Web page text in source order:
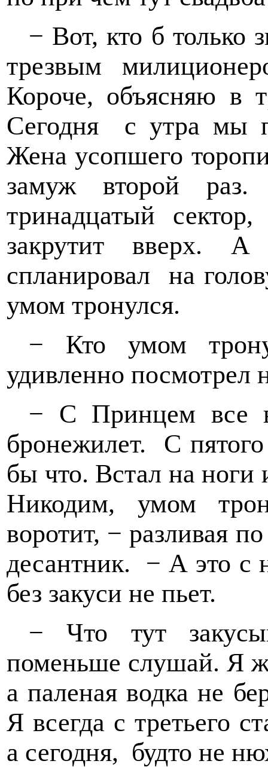
− Вот, кто б только
трезвым
Короче, объясняю в
Сегодня
с утра мы
Жена усопшего
замуж второй
тринадцатый
закрутит вверх.
спланировал
на
умом тронулся.
− Кто умом
удивленно посмотрел
− С Принцем все
бронежилет.
С
бы что. Встал на ноги
Никодим, умом
воротит, − разливая
десантник.
− А это с
без закуси не пьет.
− Что тут
поменьше слушай. Я
а паленая водка не
Я всегда с третьего
а сегодня, будто не